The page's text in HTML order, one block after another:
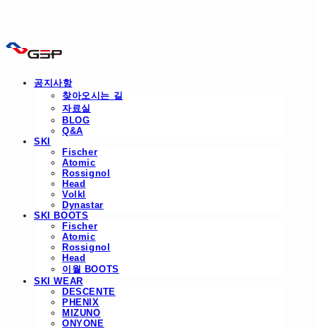
공지사항
찾아오시는 길
자료실
BLOG
Q&A
SKI
Fischer
Atomic
Rossignol
Head
Volkl
Dynastar
SKI BOOTS
Fischer
Atomic
Rossignol
Head
이월 BOOTS
SKI WEAR
DESCENTE
PHENIX
MIZUNO
ONYONE